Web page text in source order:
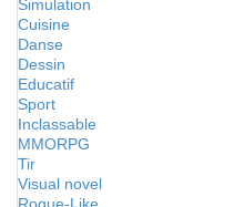
Simulation
Cuisine
Danse
Dessin
Educatif
Sport
Inclassable
MMORPG
Tir
Visual novel